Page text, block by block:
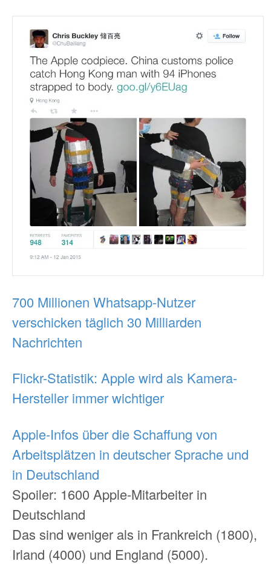
700 Millionen Whatsapp-Nutzer
verschicken täglich 30 Milliarden
Nachrichten
Flickr-Statistik: Apple wird als Kamera-
Hersteller immer wichtiger
Apple-Infos über die Schaffung von
Arbeitsplätzen in deutscher Sprache und
in Deutschland
Spoiler: 1600 Apple-Mitarbeiter in
Deutschland
Das sind weniger als in Frankreich (1800),
Irland (4000) und England (5000).